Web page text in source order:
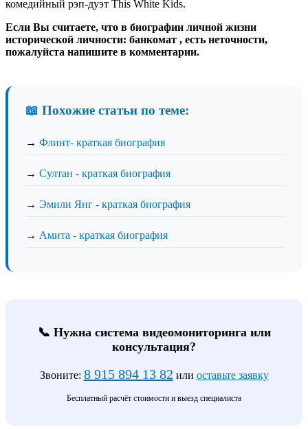
комедийный рэп-дуэт This White Kids.
Если Вы считаете, что в биографии личной жизни
исторической личности: банкомат , есть неточности,
пожалуйста напишите в комментарии.
📖 Похожие статьи по теме:
→ Флинт- краткая биография
→ Султан - краткая биография
→ Эмили Янг - краткая биография
→ Амита - краткая биография
📞 Нужна система видеомониторинга или
консультация?
Звоните: 8 915 894 13 82 или оставьте заявку
Бесплатный расчёт стоимости и выезд специалиста